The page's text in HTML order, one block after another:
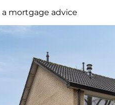
mortgage advice